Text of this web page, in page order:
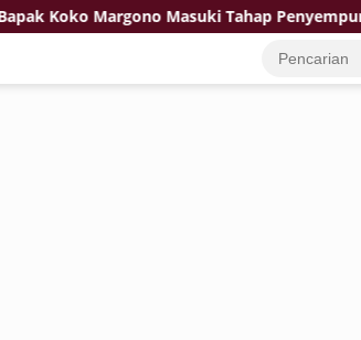
Koko Margono Masuki Tahap Penyempurnaan